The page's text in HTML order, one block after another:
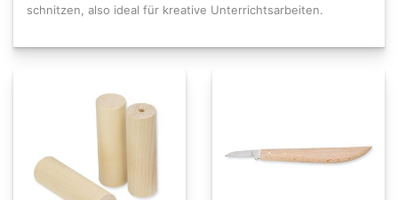
schnitzen, also ideal für kreative Unterrichtsarbeiten.